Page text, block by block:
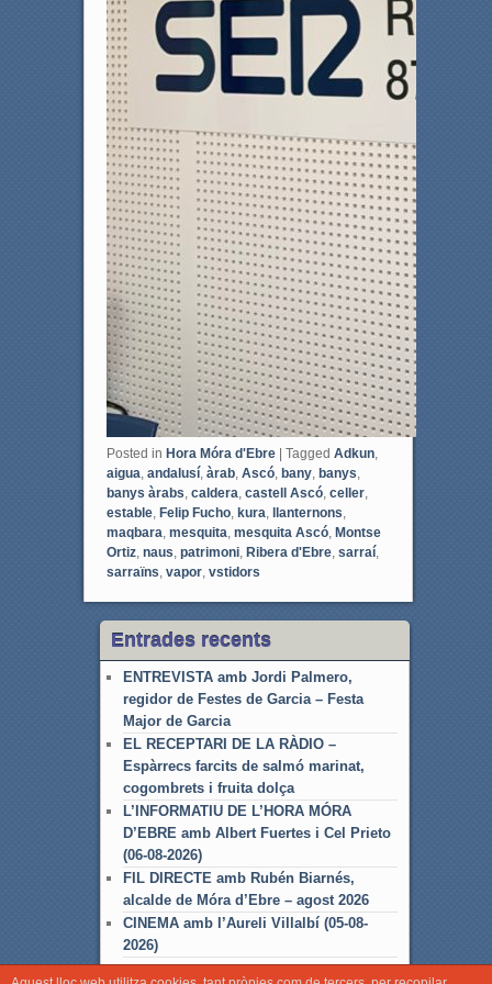
Posted in Hora Móra d'Ebre | Tagged Adkun,
aigua andalusí, àrab, Ascó, bany, banys
banys àrabs caldera castell Ascó, celler,
estable, Felip Fucho, kura llanternons
maqbara mesquita mesquita Ascó, Montse
Ortiz, naus patrimoni, Ribera d'Ebre, sarraí,
sarraïns vapor, vstidors
Entrades recents
ENTREVISTA amb Jordi Palmero,
regidor de Festes de Garcia – Festa
Major de Garcia
EL RECEPTARI DE LA RÀDIO –
Espàrrecs farcits de salmó marinat,
cogombrets i fruita dolça
L’INFORMATIU DE L’HORA MÓRA
D’EBRE amb Albert Fuertes i Cel Prieto
(06-08-2026)
FIL DIRECTE amb Rubén Biarnés,
alcalde de Móra d’Ebre – agost 2026
CINEMA amb l’Aureli Villalbí (05-08-
2026)